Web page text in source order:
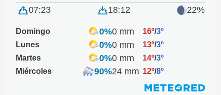
07:23 18:12 22%
Domingo 0%0 mm 16º/3º
Lunes
0%0 mm 13º/3º
Martes
0%0 mm 14º/3º
Miércoles
90%24 mm 12º/8º